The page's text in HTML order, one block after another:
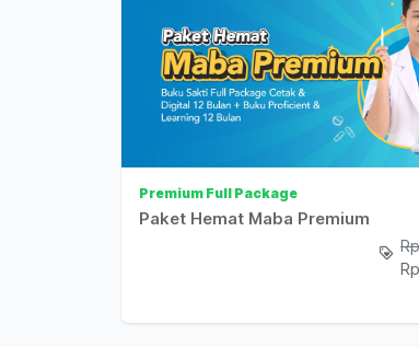
Premium Full Package
Paket Hemat Maba Premium